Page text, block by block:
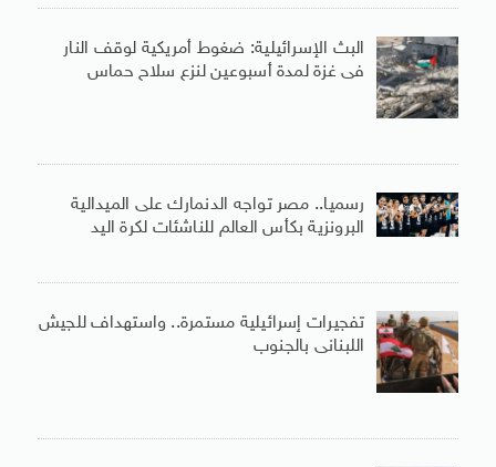
البث الإسرائيلية: ضغوط أمريكية لوقف النار
فى غزة لمدة أسبوعين لنزع سلاح حماس
رسميا.. مصر تواجه الدنمارك على الميدالية
البرونزية بكأس العالم للناشئات لكرة اليد
تفجيرات إسرائيلية مستمرة.. واستهداف للجيش
اللبنانى بالجنوب